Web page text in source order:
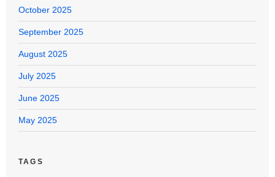
October 2025
September 2025
August 2025
July 2025
June 2025
May 2025
TAGS